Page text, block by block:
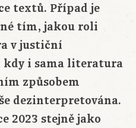
textů. Případ je
tím, jakou roli
v justiční
kdy i sama literatura
způsobem
dezinterpretována.
2023 stejně jako